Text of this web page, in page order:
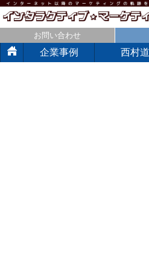
お問い合わせ
企業事例 西村